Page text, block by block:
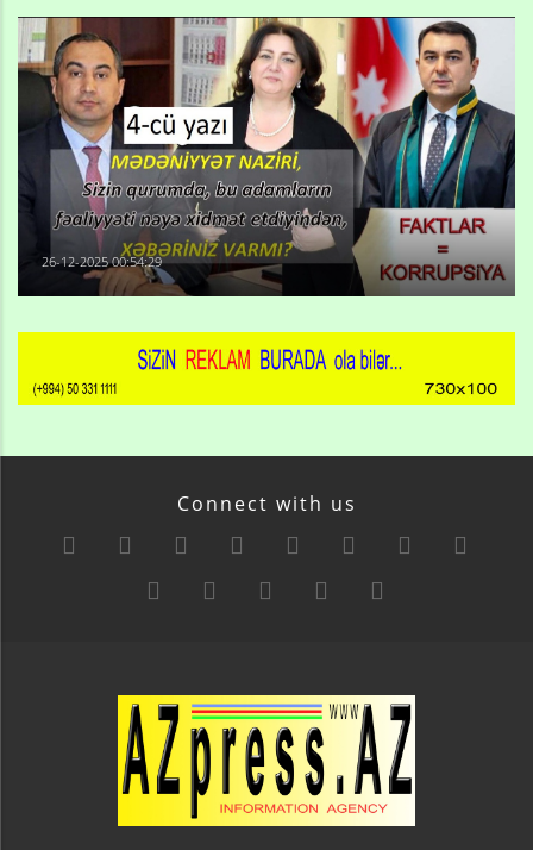
26-12-2025 00:54:29
Connect with us